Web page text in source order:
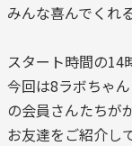
みんな喜んでくれ
スタート時間の14
今回は8ラボちゃ
の会員さんたちが
お友達をご紹介し